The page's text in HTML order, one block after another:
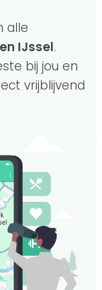
alle
IJssel.
bij jou en
vrijblijvend